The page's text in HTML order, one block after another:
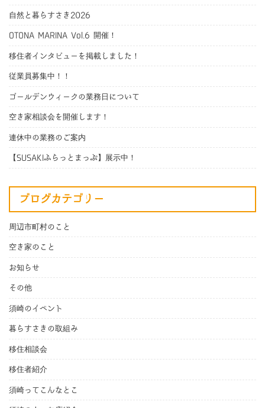
自然と暮らすさき2026
OTONA MARINA Vol.6 開催！
移住者インタビューを掲載しました！
従業員募集中！！
ゴールデンウィークの業務日について
空き家相談会を開催します！
連休中の業務のご案内
【SUSAKIふらっとまっぷ】展示中！
ブログカテゴリー
周辺市町村のこと
空き家のこと
お知らせ
その他
須崎のイベント
暮らすさきの取組み
移住相談会
移住者紹介
須崎ってこんなとこ